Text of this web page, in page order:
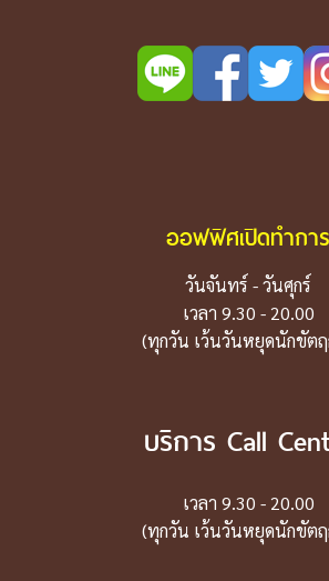
ออฟฟิศเปิดทำการ
วันจันทร์ - วันศุกร์
เวลา 9.30 - 20.00
(ทุกวัน เว้นวันหยุดนักขัต
บริการ Call
เวลา 9.30 - 20.00
(ทุกวัน เว้นวันหยุดนักขัต